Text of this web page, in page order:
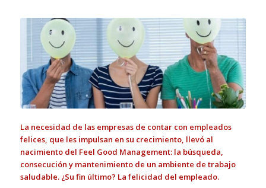
La necesidad de las empresas de contar con empleados
felices, que les impulsan en su crecimiento, llevó al
nacimiento del Feel Good Management: la búsqueda,
consecución y mantenimiento de un ambiente de trabajo
saludable. ¿Su fin último? La felicidad del empleado.